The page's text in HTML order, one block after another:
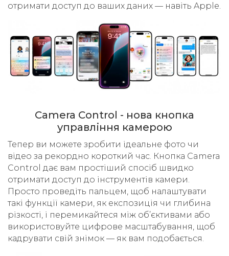
отримати доступ до ваших даних — навіть Apple.
Camera Control - нова кнопка
управління камерою
Тепер ви можете зробити ідеальне фото чи
відео за рекордно короткий час. Кнопка Camera
Control дає вам простіший спосіб швидко
отримати доступ до інструментів камери.
Просто проведіть пальцем, щоб налаштувати
такі функції камери, як експозиція чи глибина
різкості, і перемикайтеся між об’єктивами або
використовуйте цифрове масштабування, щоб
кадрувати свій знімок — як вам подобається.